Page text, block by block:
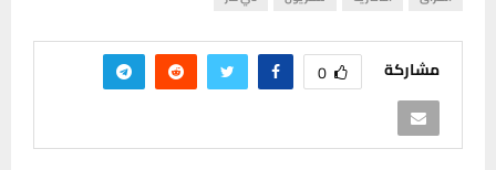
مشاركة 0